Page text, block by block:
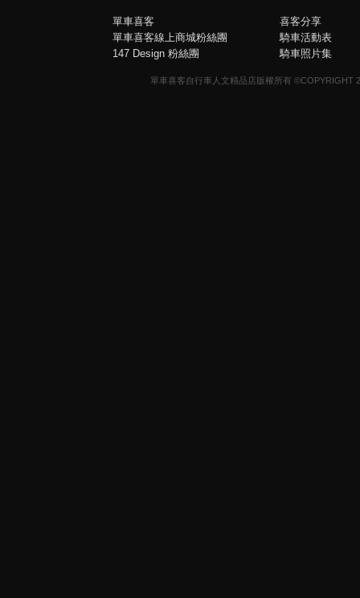
單車喜客
單車喜客線上商城粉絲團
147 Design 粉絲團
喜客分享
騎車活動表
騎車照片集
單車喜客自行車人文精品店版權所有